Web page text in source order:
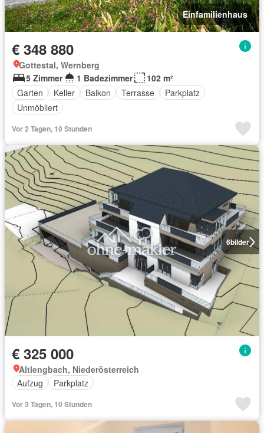
Einfamilienhaus
€ 348 880
Gottestal, Wernberg
5 Zimmer
1 Badezimmer
102 m²
Garten
Keller Balkon Terrasse
Parkplatz
Unmöbliert
Vor 2 Tagen, 10 Stunden
6bilder
€ 325 000
Altlengbach, Niederösterreich
Aufzug
Parkplatz
Vor 3 Tagen, 10 Stunden